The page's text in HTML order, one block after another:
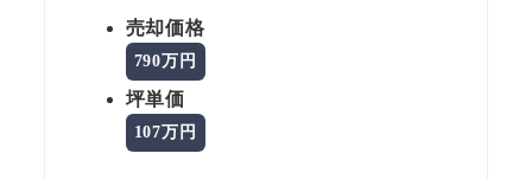
売却価格
790万円
坪単価
107万円